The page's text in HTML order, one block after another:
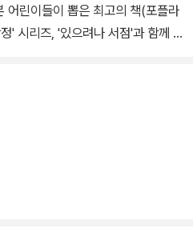
어린이들이 뽑은 최고의 책(포플라
' 시리즈, '있으려나 서점'과 함께 나
지 시리즈를 국내 어린이들에게
이루는 국내 어린이 판타지 시장
된 색다른 판타지 시리즈가 등장
와 매력적인 캐릭터, 과자 가게의